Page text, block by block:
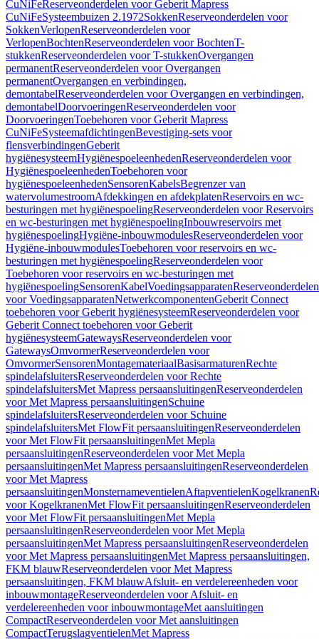
CuNiFeReserveonderdelen voor Geberit Mapress
CuNiFeSysteembuizen 2.1972SokkenReserveonderdelen voor
SokkenVerlopenReserveonderdelen voor
VerlopenBochtenReserveonderdelen voor BochtenT-
stukkenReserveonderdelen voor T-stukkenOvergangen
permanentReserveonderdelen voor Overgangen
permanentOvergangen en verbindingen,
demontabelReserveonderdelen voor Overgangen en verbindingen,
demontabelDoorvoeringenReserveonderdelen voor
DoorvoeringenToebehoren voor Geberit Mapress
CuNiFeSysteemafdichtingenBevestiging-sets voor
flensverbindingenGeberit
hygiënesysteemHygiënespoeleenhedenReserveonderdelen voor
HygiënespoeleenhedenToebehoren voor
hygiënespoeleenhedenSensorenKabelsBegrenzer van
watervolumestroomAfdekkingen en afdekplatenReservoirs en wc-
besturingen met hygiënespoelingReserveonderdelen voor Reservoirs
en wc-besturingen met hygiënespoelingInbouwreservoirs met
hygiënespoelingHygiëne-inbouwmodulesReserveonderdelen voor
Hygiëne-inbouwmodulesToebehoren voor reservoirs en wc-
besturingen met hygiënespoelingReserveonderdelen voor
Toebehoren voor reservoirs en wc-besturingen met
hygiënespoelingSensorenKabelVoedingsapparatenReserveonderdelen
voor VoedingsapparatenNetwerkcomponentenGeberit Connect
toebehoren voor Geberit hygiënesysteemReserveonderdelen voor
Geberit Connect toebehoren voor Geberit
hygiënesysteemGatewaysReserveonderdelen voor
GatewaysOmvormerReserveonderdelen voor
OmvormerSensorenMontagemateriaalBasisarmaturenRechte
spindelafsluitersReserveonderdelen voor Rechte
spindelafsluitersMet Mapress persaansluitingenReserveonderdelen
voor Met Mapress persaansluitingenSchuine
spindelafsluitersReserveonderdelen voor Schuine
spindelafsluitersMet FlowFit persaansluitingenReserveonderdelen
voor Met FlowFit persaansluitingenMet Mepla
persaansluitingenReserveonderdelen voor Met Mepla
persaansluitingenMet Mapress persaansluitingenReserveonderdelen
voor Met Mapress
persaansluitingenMonsternameventielenAftapventielenKogelkranen
voor KogelkranenMet FlowFit persaansluitingenReserveonderdelen
voor Met FlowFit persaansluitingenMet Mepla
persaansluitingenReserveonderdelen voor Met Mepla
persaansluitingenMet Mapress persaansluitingenReserveonderdelen
voor Met Mapress persaansluitingenMet Mapress persaansluitingen,
FKM blauwReserveonderdelen voor Met Mapress
persaansluitingen, FKM blauwAfsluit- en verdelereenheden voor
inbouwmontageReserveonderdelen voor Afsluit- en
verdelereenheden voor inbouwmontageMet aansluitingen
CompactReserveonderdelen voor Met aansluitingen
CompactTerugslagventielenMet Mapress